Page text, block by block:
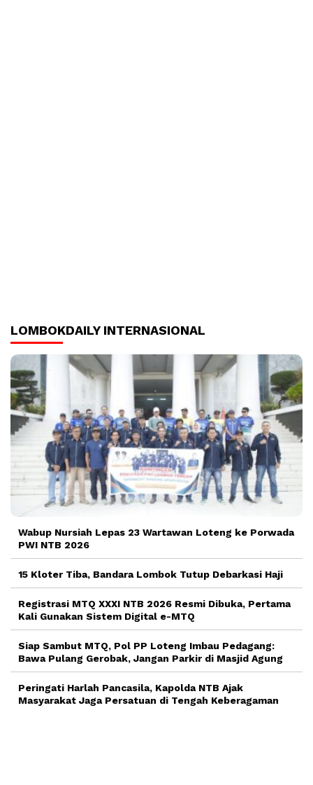
LOMBOKDAILY INTERNASIONAL
Wabup Nursiah Lepas 23 Wartawan Loteng ke Porwada
PWI NTB 2026
15 Kloter Tiba, Bandara Lombok Tutup Debarkasi Haji
Registrasi MTQ XXXI NTB 2026 Resmi Dibuka, Pertama
Kali Gunakan Sistem Digital e-MTQ
Siap Sambut MTQ, Pol PP Loteng Imbau Pedagang:
Bawa Pulang Gerobak, Jangan Parkir di Masjid Agung
Peringati Harlah Pancasila, Kapolda NTB Ajak
Masyarakat Jaga Persatuan di Tengah Keberagaman